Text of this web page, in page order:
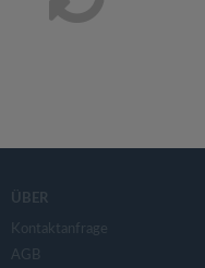
ÜBER
Kontaktanfrage
AGB